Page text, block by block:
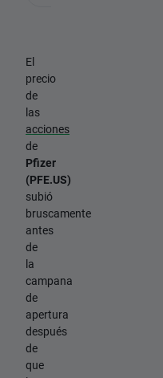
El
precio
de
las
acciones
de
Pfizer
(PFE.US)
subió
bruscamente
antes
de
la
campana
de
apertura
después
de
que